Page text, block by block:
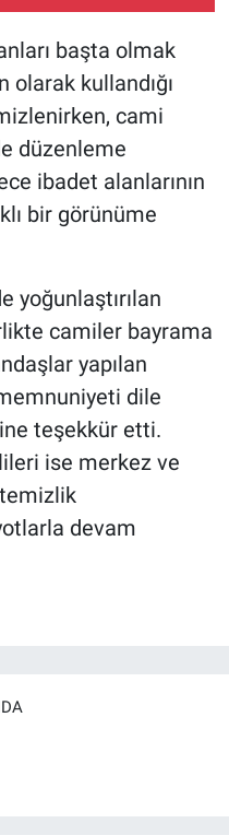
başta olmak
olarak kullandığı
cami
düzenleme
ibadet alanlarının
bir görünüme
yoğunlaştırılan
camiler bayrama
yapılan
dile
teşekkür etti.
ise merkez ve
devam